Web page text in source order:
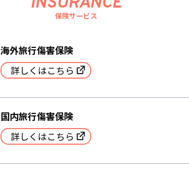
保険サービス
海外旅行傷害保険
詳しくはこちら
国内旅行傷害保険
詳しくはこちら